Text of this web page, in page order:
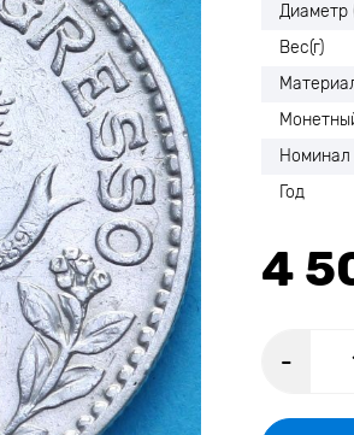
Диаметр
Вес(г)
Номинал
Год
4
-